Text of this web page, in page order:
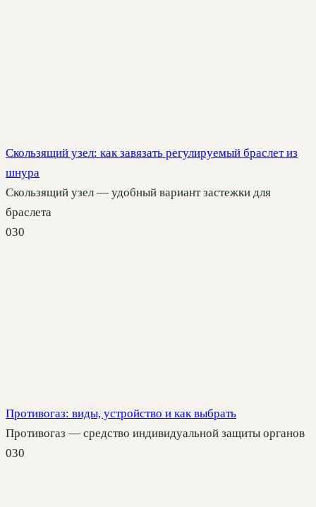
Скользящий узел: как завязать регулируемый браслет из
шнура
Скользящий узел — удобный вариант застежки для
браслета
030
Противогаз: виды, устройство и как выбрать
Противогаз — средство индивидуальной защиты органов
030